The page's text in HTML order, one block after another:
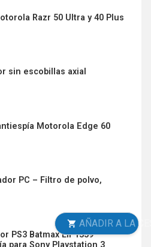
Razr 50 Ultra y 40 Plus
sin escobillas axial
Motorola Edge 60
PC – Filtro de polvo,
PS3 Batmax LIP1359
para Sony Playstation 3
AÑADIR A LA CESTA